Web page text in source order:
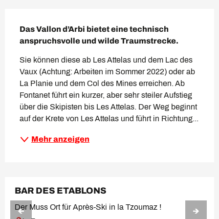
Das Vallon d’Arbi bietet eine technisch
anspruchsvolle und wilde Traumstrecke.
Sie können diese ab Les Attelas und dem Lac des
Vaux (Achtung: Arbeiten im Sommer 2022) oder ab
La Planie und dem Col des Mines erreichen. Ab
Fontanet führt ein kurzer, aber sehr steiler Aufstieg
über die Skipisten bis Les Attelas. Der Weg beginnt
auf der Krete von Les Attelas und führt in Richtung...
Mehr anzeigen
BAR DES ETABLONS
Der Muss Ort für Après-Ski in la Tzoumaz !